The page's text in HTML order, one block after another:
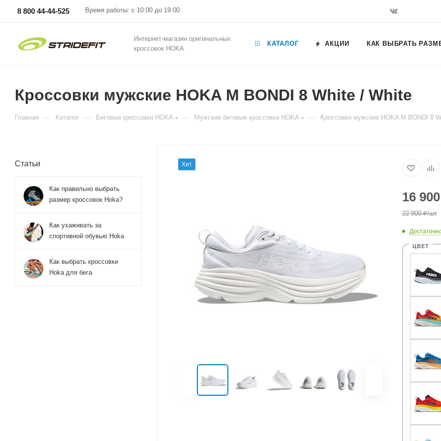
8 800 44-44-525 Время работы: с 10:00 до 19:00
Интернет-магазин оригинальных
кроссовок HOKA
КАТАЛОГ АКЦИИ КАК ВЫБРАТЬ
Кроссовки мужские HOKA M BONDI 8 White / White
Главная — Каталог — Беговые кроссовки HOKA — Мужские беговые кроссовки HOKA — Кроссовки мужские HOKA M BONDI 8
Хит
16 900
22 900₽/шт
Статьи
Как правильно выбрать
размер кроссовок Hoka?
Как ухаживать за
спортивной обувью Hoka
Как выбрать кроссовки
Hoka для бега